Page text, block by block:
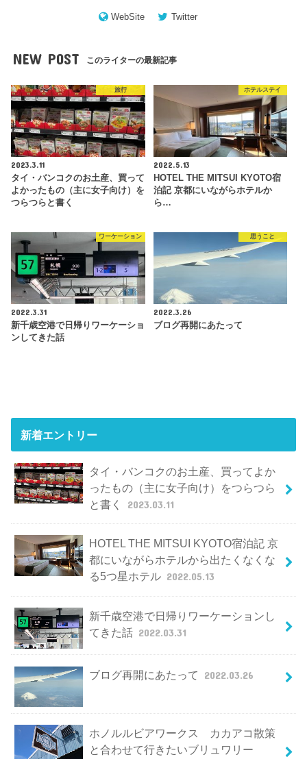
WebSite Twitter
NEW POST このライターの最新記事
旅行
2023.3.11
タイ・バンコクのお土産、買って
よかったもの（主に女子向け）を
つらつらと書く
ホテルステイ
2022.5.13
HOTEL THE MITSUI KYOTO宿
泊記 京都にいながらホテルか
ら…
ワーケーション
2022.3.31
新千歳空港で日帰りワーケーショ
ンしてきた話
思うこと
2022.3.26
ブログ再開にあたって
新着エントリー
タイ・バンコクのお土産、買ってよか
ったもの（主に女子向け）をつらつら
と書く
2023.03.11
HOTEL THE MITSUI KYOTO宿泊記 京
都にいながらホテルから出たくなくな
る5つ星ホテル 2022.05.13
新千歳空港で日帰りワーケーションし
てきた話 2022.03.31
ブログ再開にあたって 2022.03.26
ホノルルビアワークス カカアコ散策
と合わせて行きたいブリュワリー